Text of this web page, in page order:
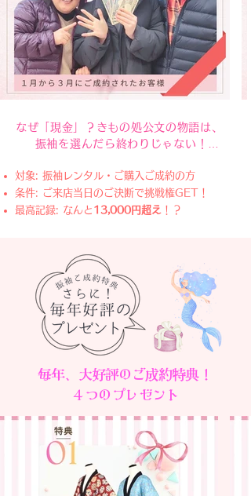
なぜ「現金」？きもの処公文の物語は、
振袖を選んだら終わりじゃない！
本番のクライマックスは、これから。
主役のあなただけが挑戦できる、一生忘れ
目の前の箱に眠るのは、 35万円分の硬貨
が光を放つ、夢のボックス💰
聞こえるのは、家族とスタッフからの
「がんばれー！」という大声援と、 高鳴
る自分の心臓の音だけ……。
「手はショベルカーのように！」 「最後
は気合でエイッ！」
私たち振袖選びのパートナーが、 たくさ
ん掴むための「秘伝のノウハウ」を 全力
で伝授します🔥
キラキラのポンポンが揺れる中、 アドレ
対象: 振袖レンタル・ご購入ご成約の方
条件: ご来店当日のご決断で挑戦権GET！
最高記録: なんと 13,000円超え ！？
毎年、大好評のご成約特典！
​４つのプレゼント